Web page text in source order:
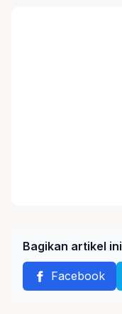
Bagikan artikel ini
Facebook